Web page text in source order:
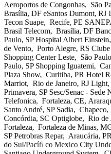
Aeroportos de Congonhas, São
Brasília, DF eSantos Dumont, RJ
Tecon Suape, Recife, PE
Brasil Telecom, Brasília, DF
Paulo, SP Hospital Albert
de Vento, Porto Alegre, RS
Shopping Center Leste, São
Paulo, SP Shopping Iguatemi,
Plaza Show, Curitiba, PR Hotel
Marriot, Rio de Janeiro, RJ
Primavera, SP Sesc/Senac -
Telefonica, Fortaleza, CE,
Santo André, SP Sadia,
Concórdia, SC Optiglobe, Rio de
Fortaleza, Fortaleza de Minas,
SP Petrobras Repar, Araucária,
do Sul/Pacíﬁ co Mexico City